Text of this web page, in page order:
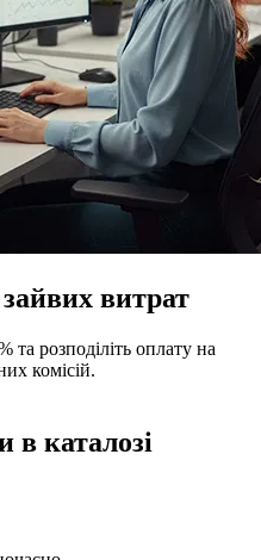
зайвих витрат
та розподіліть оплату на
комісій.
в каталозі